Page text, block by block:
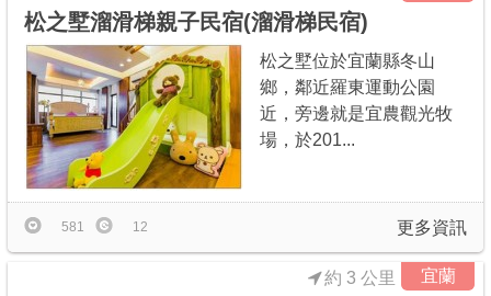
松之墅溜滑梯親子民宿(溜滑梯民宿)
松之墅位於宜蘭縣冬山
鄉，鄰近羅東運動公園
近，旁邊就是宜農觀光牧
場，於201...
更多資訊
581 12
宜蘭
約 3 公里